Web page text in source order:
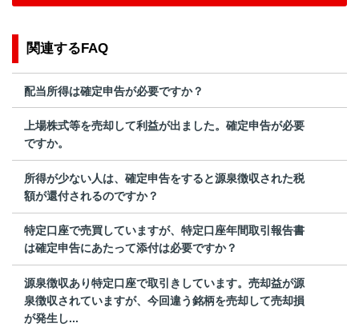
関連するFAQ
配当所得は確定申告が必要ですか？
上場株式等を売却して利益が出ました。確定申告が必要
ですか。
所得が少ない人は、確定申告をすると源泉徴収された税
額が還付されるのですか？
特定口座で売買していますが、特定口座年間取引報告書
は確定申告にあたって添付は必要ですか？
源泉徴収あり特定口座で取引きしています。売却益が源
泉徴収されていますが、今回違う銘柄を売却して売却損
が発生し...